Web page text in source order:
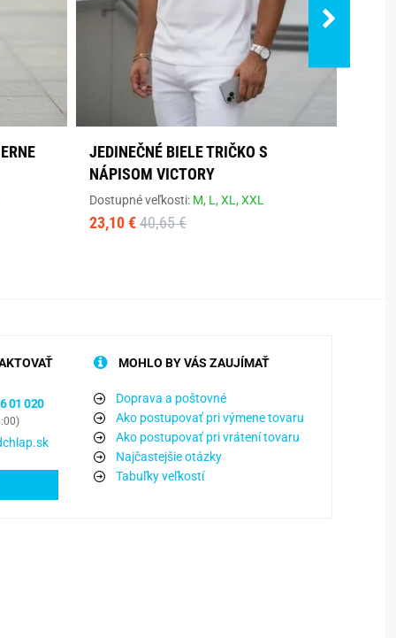
JEDINEČNÉ BIELE TRIČKO S
NÁPISOM VICTORY
Dostupné veľkosti: M, L,XL,XXL
23,10 € 40,65 €
01 020
MOHLO BY VÁS ZAUJÍMAŤ
Doprava a poštovné
Ako postupovať pri výmene tovaru
Ako postupovať pri vrátení tovaru
Najčastejšie otázky
Tabuľky veľkostí